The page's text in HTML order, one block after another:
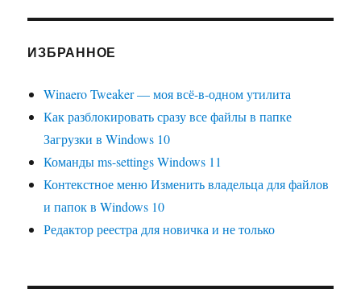
ИЗБРАННОЕ
Winaero Tweaker — моя всё-в-одном утилита
Как разблокировать сразу все файлы в папке
Загрузки в Windows 10
Команды ms-settings Windows 11
Контекстное меню Изменить владельца для файлов
и папок в Windows 10
Редактор реестра для новичка и не только